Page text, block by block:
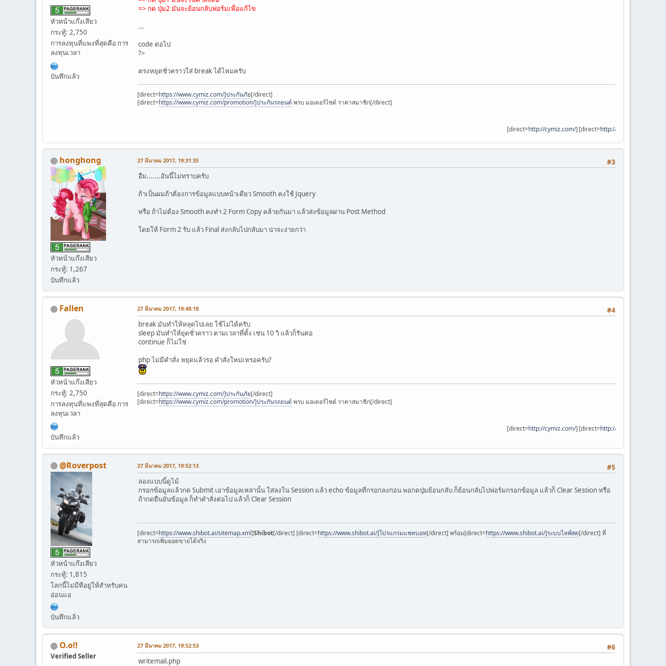
หัวหน้าแก๊งเสียว
กระทู้: 2,750
การลงทุนที่แพงที่สุดคือ การ
ลงทุนเวลา
บันทึกแล้ว
=> กด ปุ่ม2 มันจะย้อนกลับฟอร์มเพื่อแก้ไข
...
code ต่อไป
?>
ตรงหยุดชั่วคราวใส่ break ได้ไหมครับ
[direct=https://www.cymiz.com/]ประกันภัย[/direct]
[direct=https://www.cymiz.com/promotion/]ประกันรถยนต์พรบ มอเตอร์ไซต์ ราคาสมาชิก[/direct]
http://cymiz.com/].[direct=http://vir9.com].[/direct][/direct]
honghong
หัวหน้าแก๊งเสียว
กระทู้: 1,267
บันทึกแล้ว
#3
27 มีนาคม 2017, 19:31:35
อืม.......อันนี้ไม่ทราบครับ
ถ้าเป็นผมถ้าต้องการข้อมูลแบบหน้าเดียว Smooth คงใช้ Jquery
หรือ ถ้าไม่ต้อง Smooth คงทำ 2 Form Copy คล้ายกันมา แล้วส่งข้อมูลผ่าน Post Method
โดยให้ Form 2 รับ แล้ว Final ส่งกลับไปกลับมา น่าจะง่ายกว่า
Fallen
หัวหน้าแก๊งเสียว
กระทู้: 2,750
การลงทุนที่แพงที่สุดคือ การ
ลงทุนเวลา
บันทึกแล้ว
#4
27 มีนาคม 2017, 19:48:18
break มันทำให้หลุดไปเลย ใช้ไม่ได้ครับ
sleep มันทำให้ยุดชั่วคราว ตามเวลาที่ตั้ง เช่น 10 วิ แล้วก็รันต่อ
continue ก็ไม่ใช่
php ไม่มีคำสั่ง หยุดแล้วรอ คำสั่งใหม่เหรอครับ?
[direct=https://www.cymiz.com/]ประกันภัย[/direct]
[direct=https://www.cymiz.com/promotion/]ประกันรถยนต์พรบ มอเตอร์ไซต์ ราคาสมาชิก[/direct]
http://cymiz.com/].[direct=http://vir9.com].[/direct][/direct]
@Roverpost
หัวหน้าแก๊งเสียว
กระทู้: 1,815
โลกนี้ไม่มีทีอยู่ให้สำหรับคน
อ่อนแอ
บันทึกแล้ว
#5
27 มีนาคม 2017, 19:52:13
ลองแบบนี้ดูไม้
กรอกข้อมูลแล้วกด Submit เอาข้อมูลเหล่านั้น ใส่ลงใน Session แล้ว echo ข้อมูลที่กรอกลงก่อน พอกดปุ่มย้อนกลับ ก็ย้อนกลับไปฟอร์มกรอกข้อมูล แล้วก็ Clear Session หรือ
ถ้ากดยืนยันข้อมูล ก็ทำคำสั่งต่อไป แล้วก็ Clear Session
[direct=https://www.shibot.ai/sitemap.xml]Shibot[/direct] [direct=https://www.shibot.ai/]โปรแกรมแชทบอท[/direct] พร้อม[direct=https://www.shibot.ai/]ระบบไลฟ์สด[/direct] ที่
สามารถเพิ่มยอดขายได้จริง
O.o!!
Verified Seller
#6
27 มีนาคม 2017, 19:52:53
writemail.php